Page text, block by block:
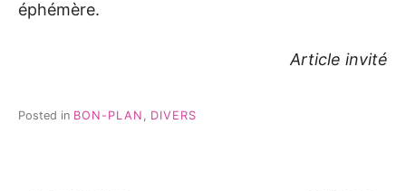
éphémère.
Article invité
Posted in BON-PLAN , DIVERS